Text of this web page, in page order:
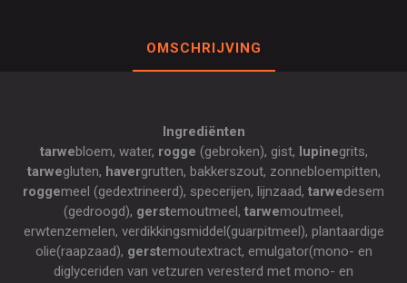
OMSCHRIJVING
Ingrediënten
tarwebloem, water, rogge (gebroken), gist, lupinegrits,
tarwegluten, havergrutten, bakkerszout, zonnebloempitten,
roggemeel (gedextrineerd), specerijen, lijnzaad, tarwedesem
(gedroogd), gerstemoutmeel, tarwemoutmeel,
erwtenzemelen, verdikkingsmiddel(guarpitmeel), plantaardige
olie(raapzaad), gerstemoutextract, emulgator(mono- en
diglyceriden van vetzuren veresterd met mono- en